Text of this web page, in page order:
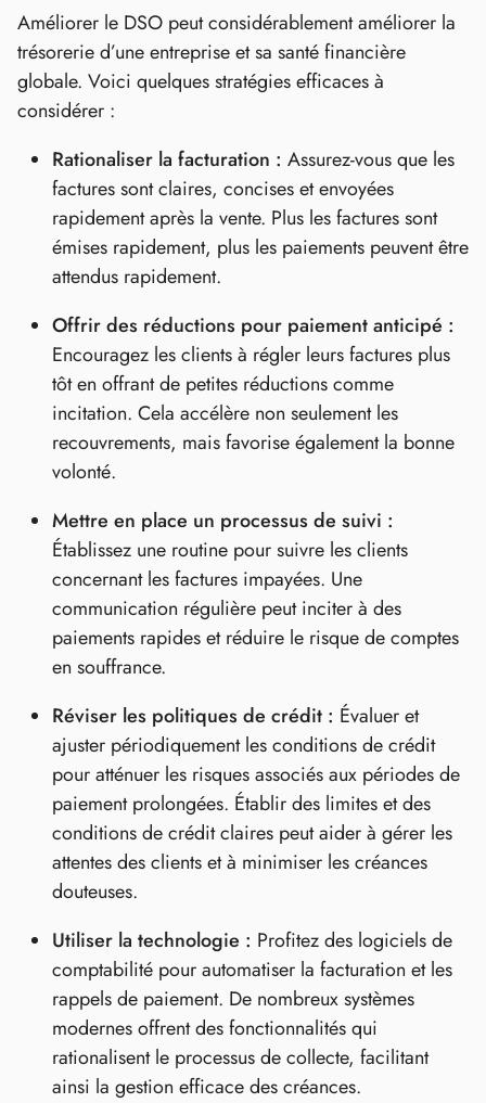
Améliorer le DSO peut considérablement améliorer la
trésorerie d’une entreprise et sa santé financière
globale. Voici quelques stratégies efficaces à
considérer :
Rationaliser la facturation : Assurez-vous que les
factures sont claires, concises et envoyées
rapidement après la vente. Plus les factures sont
émises rapidement, plus les paiements peuvent être
attendus rapidement.
Offrir des réductions pour paiement anticipé :
Encouragez les clients à régler leurs factures plus
tôt en offrant de petites réductions comme
incitation. Cela accélère non seulement les
recouvrements, mais favorise également la bonne
volonté.
Mettre en place un processus de suivi :
Établissez une routine pour suivre les clients
concernant les factures impayées. Une
communication régulière peut inciter à des
paiements rapides et réduire le risque de comptes
en souffrance.
Réviser les politiques de crédit : Évaluer et
ajuster périodiquement les conditions de crédit
pour atténuer les risques associés aux périodes de
paiement prolongées. Établir des limites et des
conditions de crédit claires peut aider à gérer les
attentes des clients et à minimiser les créances
douteuses.
Utiliser la technologie : Profitez des logiciels de
comptabilité pour automatiser la facturation et les
rappels de paiement. De nombreux systèmes
modernes offrent des fonctionnalités qui
rationalisent le processus de collecte, facilitant
ainsi la gestion efficace des créances.